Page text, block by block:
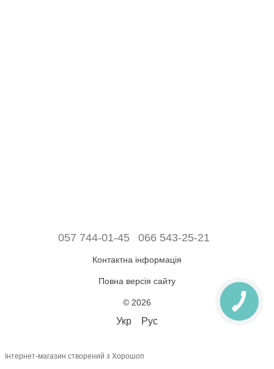
057 744-01-45 066 543-25-21
Контактна інформація
Повна версія сайту
© 2026
Укр Рус
Інтернет-магазин створений з Хорошоп